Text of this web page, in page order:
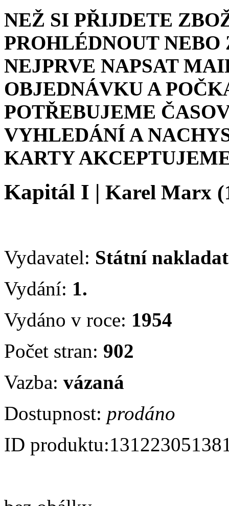
NEŽ SI PŘIJDETE
PROHLÉDNOUT
NEJPRVE NAPSAT
OBJEDNÁVKU A
POTŘEBUJEME
VYHLEDÁNÍ A
KARTY
Kapitál I | Karel Marx
Vydavatel: Státní
Vydání: 1.
Vydáno v roce: 1954
Počet stran: 902
Vazba: vázaná
Dostupnost: prodáno
ID produktu: